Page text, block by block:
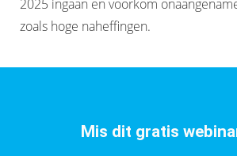
2025 ingaan en voorkom
zoals hoge naheffingen.
Mis dit gratis